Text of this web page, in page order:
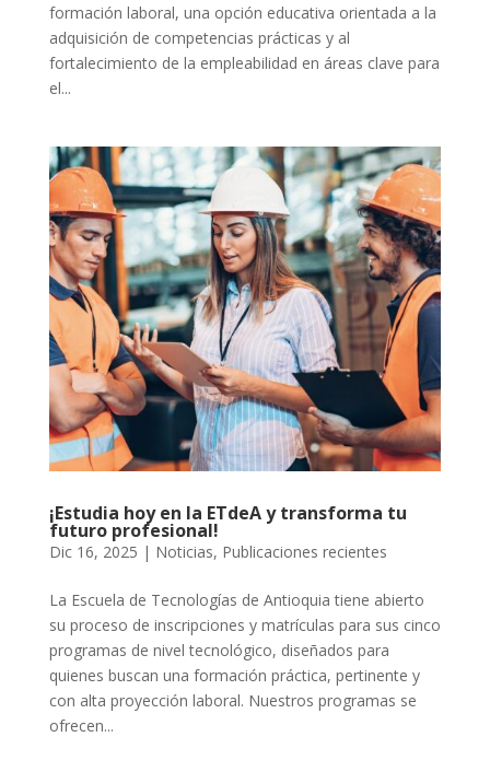
formación laboral, una opción educativa orientada a la
adquisición de competencias prácticas y al
fortalecimiento de la empleabilidad en áreas clave para
el...
¡Estudia hoy en la ETdeA y transforma tu
futuro profesional!
Dic 16, 2025 | Noticias, Publicaciones recientes
La Escuela de Tecnologías de Antioquia tiene abierto
su proceso de inscripciones y matrículas para sus cinco
programas de nivel tecnológico, diseñados para
quienes buscan una formación práctica, pertinente y
con alta proyección laboral. Nuestros programas se
ofrecen...